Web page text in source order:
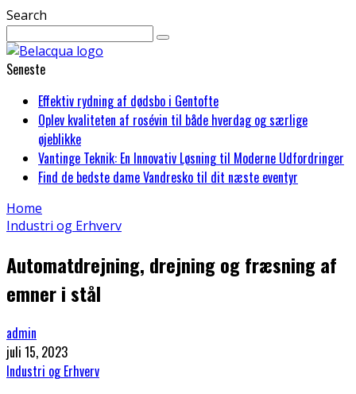
Search
Seneste
Effektiv rydning af dødsbo i Gentofte
Oplev kvaliteten af rosévin til både hverdag og særlige
øjeblikke
Vantinge Teknik: En Innovativ Løsning til Moderne Udfordringer
Find de bedste dame Vandresko til dit næste eventyr
Home
Industri og Erhverv
Automatdrejning, drejning og fræsning af
emner i stål
admin
juli 15, 2023
Industri og Erhverv